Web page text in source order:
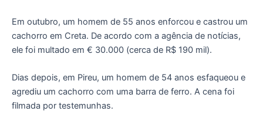
Em outubro, um homem de 55 anos enforcou e castrou um
cachorro em Creta. De acordo com a agência de notícias,
ele foi multado em € 30.000 (cerca de R$ 190 mil).
Dias depois, em Pireu, um homem de 54 anos esfaqueou e
agrediu um cachorro com uma barra de ferro. A cena foi
filmada por testemunhas.